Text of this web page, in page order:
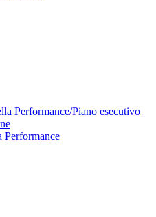
Performance/Piano esecutivo
Performance